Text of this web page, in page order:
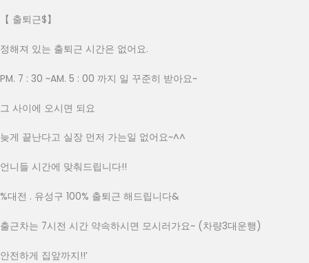
【 출퇴근$】
정해져 있는 출퇴근 시간은 없어요.
PM. 7 : 30 ~AM. 5 : 00 까지 일 꾸준히 받아요~
그 사이에 오시면 되요
늦게 끝난다고 실장 먼저 가는일 없어요~^^
언니들 시간에 맞춰드립니다!!
%대전 . 유성구 100% 출퇴근 해드립니다&
출근차는 7시전 시간 약속하시면 모시러가요~ (차량3대운행)
안전하게 집앞까지!!’